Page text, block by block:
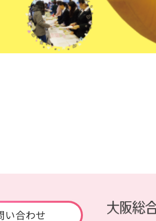
い合わせ